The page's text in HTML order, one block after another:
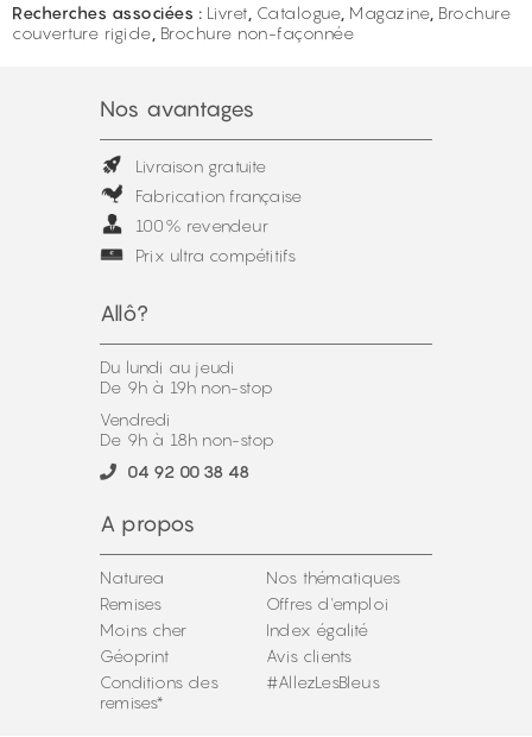
Recherches associées : Livret Catalogue Magazine Brochure
couverture rigide Brochure non-façonnée
Nos avantages
Livraison gratuite
Fabrication française
100% revendeur
Prix ultra compétitifs
Allô?
Du lundi au jeudi
De 9h à 19h non-stop
Vendredi
De 9h à 18h non-stop
04 92 00 38 48
A propos
Naturea
Remises
Moins cher
Géoprint
Conditions des
remises*
Nos thématiques
Offres d'emploi
Index égalité
Avis clients
#AllezLesBleus